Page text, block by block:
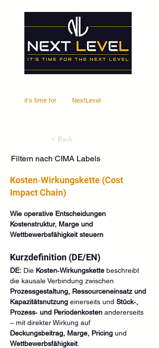
it's time for NextLevel
< Back
Filtern nach CIMA Labels
Kosten‑Wirkungskette (Cost
Impact Chain)
Wie operative Entscheidungen
Kostenstruktur, Marge und
Wettbewerbsfähigkeit steuern
Kurzdefinition (DE/EN)
DE: Die Kosten‑Wirkungskette beschreibt
die kausale Verbindung zwischen
Prozessgestaltung, Ressourceneinsatz und
Kapazitätsnutzung einerseits und Stück‑,
Prozess‑ und Periodenkosten andererseits
– mit direkter Wirkung auf
Deckungsbeitrag, Marge, Pricing und
Wettbewerbsfähigkeit.